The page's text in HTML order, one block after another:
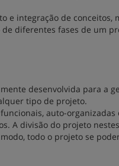
e integração de conceitos,
diferentes fases de um
desenvolvida para a
tipo de projeto.
auto-organizadas
A divisão do projeto
todo o projeto se